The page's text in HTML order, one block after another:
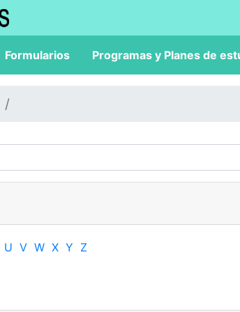
Formularios Programas y Planes de
U V W X Y Z